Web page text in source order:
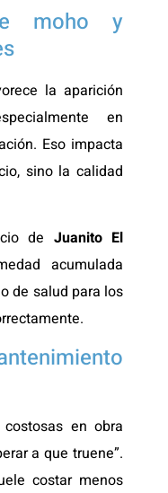
moho y
la aparición
en
Eso impacta
sino la calidad
de Juanito El
acumulada
de salud para los
en obra
a que truene”.
costar menos